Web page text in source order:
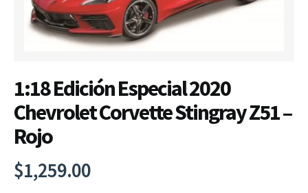
1:18 Edición Especial 2020
Chevrolet Corvette Stingray Z51 –
Rojo
$1,259.00